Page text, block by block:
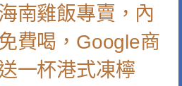
南雞飯專賣，內
費喝，Google商
一杯港式凍檸